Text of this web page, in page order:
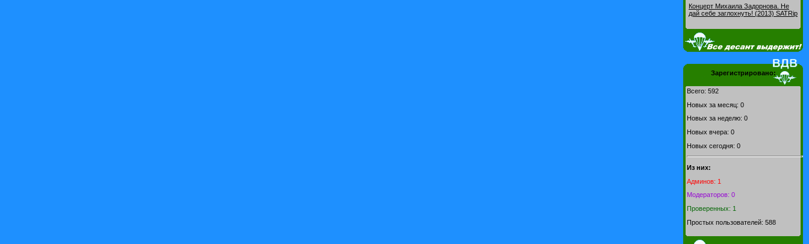
Концерт Михаила Задорнова. Не
дай себе заглохнуть! (2013) SATRip
Зарегистрировано:
Всего: 592
Новых за месяц: 0
Новых за неделю: 0
Новых вчера: 0
Новых сегодня: 0
Из них:
Админов: 1
Модераторов: 0
Проверенных: 1
Простых пользователей: 588